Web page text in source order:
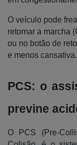
O veículo pode
retomar a marcha
ou no botão de
e menos cansativa.
PCS: o
previne
O PCS (Pre-